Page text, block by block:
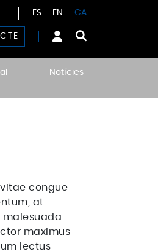
ES EN CA
Notícies
congue
at
malesuada
maximus
lectus